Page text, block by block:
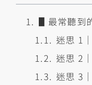
▋最常聽到
迷思 1
迷思 2
迷思 3